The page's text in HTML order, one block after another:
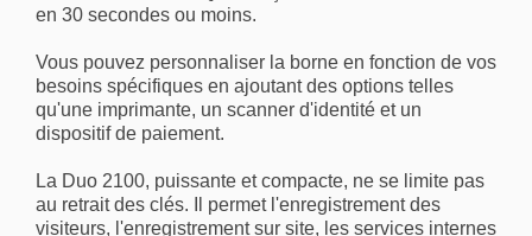
en 30 secondes ou moins.
Vous pouvez personnaliser la borne en fonction de vos
besoins spécifiques en ajoutant des options telles
qu'une imprimante, un scanner d'identité et un
dispositif de paiement.
La Duo 2100, puissante et compacte, ne se limite pas
au retrait des clés. Il permet l'enregistrement des
visiteurs, l'enregistrement sur site, les services internes